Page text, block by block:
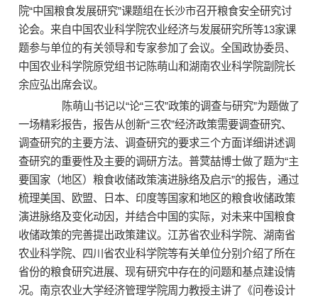
院“中国粮食发展研究”课题组在长沙市召开粮食安全研究讨
论会。来自中国农业科学院农业经济与发展研究所等13家课
题参与单位的有关领导和专家参加了会议。全国政协委员、
中国农业科学院原党组书记陈萌山和湖南农业科学院副院长
余应弘出席会议。
陈萌山书记以“论“三农”政策的调查与研究”为题做了
一场精彩报告，报告从创新“三农”经济政策需要调查研究、
调查研究的主要方法、调查研究的要求三个方面详细讲述调
查研究的重要性及主要的调研方法。普蓂喆博士做了题为“主
要国家（地区）粮食收储政策演进脉络及启示”的报告，通过
梳理美国、欧盟、日本、印度等国家和地区的粮食收储政策
演进脉络及变化动因，并结合中国的实际，对未来中国粮食
收储政策的完善提出政策建议。江苏省农业科学院、湖南省
农业科学院、四川省农业科学院等有关单位分别介绍了所在
省份的粮食研究进展、现有研究中存在的问题和基点建设情
况。南京农业大学经济管理学院周力教授主讲了《问卷设计